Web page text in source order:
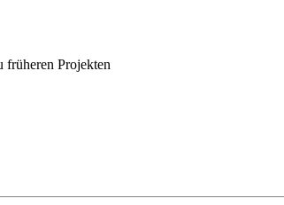
früheren Projekten